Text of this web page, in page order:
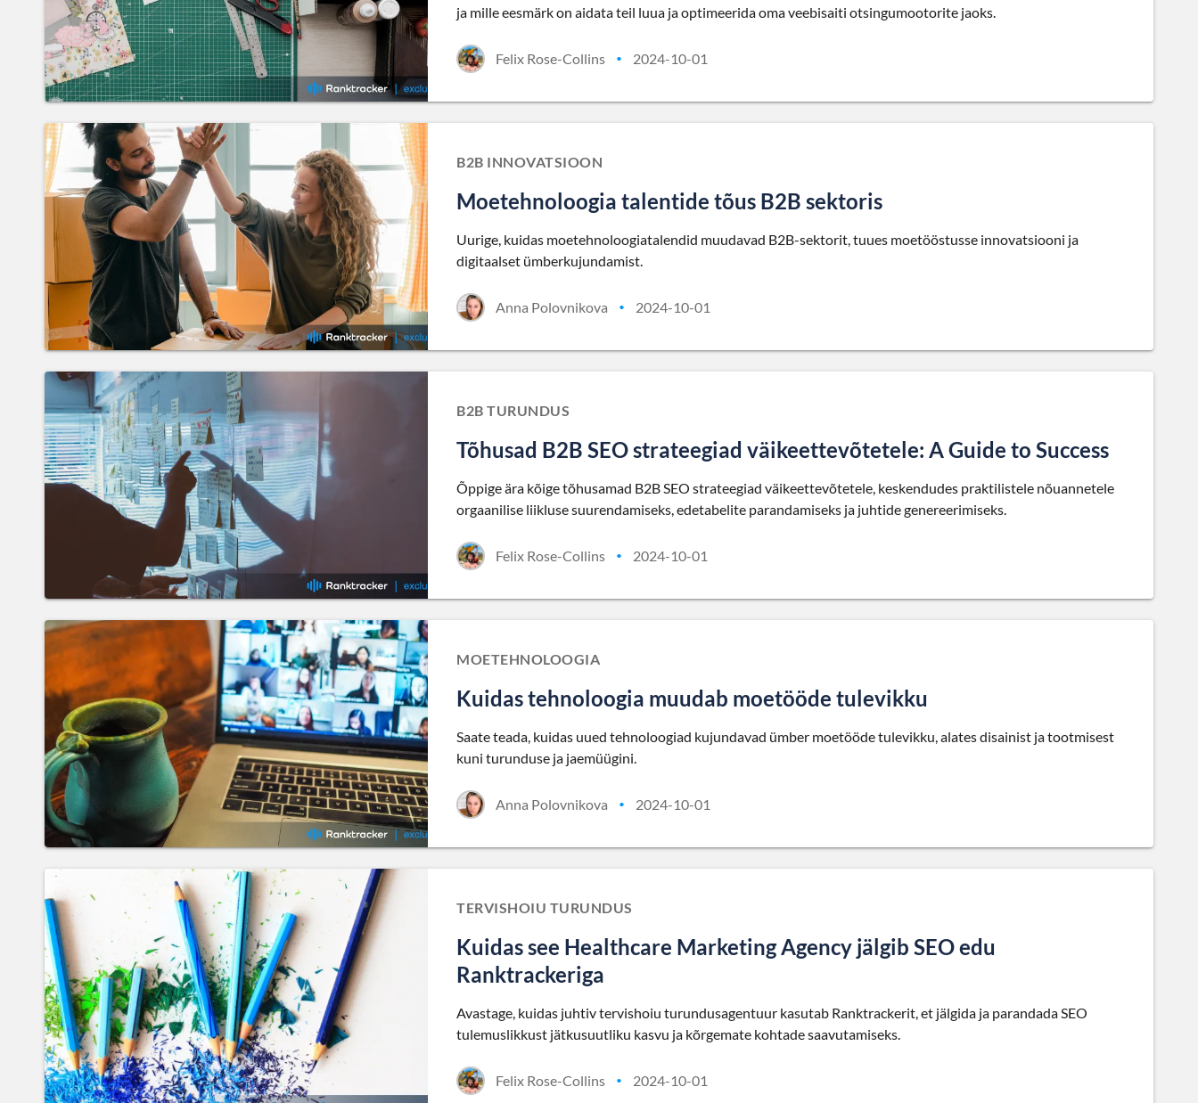
ja mille eesmärk on aidata teil luua ja optimeerida oma veebisaiti otsingumootorite jaoks.
Felix Rose-Collins • 2024-10-01
B2B INNOVATSIOON
Moetehnoloogia talentide tõus B2B sektoris
Uurige, kuidas moetehnoloogiatalendid muudavad B2B-sektorit, tuues moetööstusse innovatsiooni ja
digitaalset ümberkujundamist.
Anna Polovnikova • 2024-10-01
B2B TURUNDUS
Tõhusad B2B SEO strateegiad väikeettevõtetele: A Guide to Success
Õppige ära kõige tõhusamad B2B SEO strateegiad väikeettevõtetele, keskendudes praktilistele nõuannetele
orgaanilise liikluse suurendamiseks, edetabelite parandamiseks ja juhtide genereerimiseks.
Felix Rose-Collins • 2024-10-01
MOETEHNOLOOGIA
Kuidas tehnoloogia muudab moetööde tulevikku
Saate teada, kuidas uued tehnoloogiad kujundavad ümber moetööde tulevikku, alates disainist ja tootmisest
kuni turunduse ja jaemüügini.
Anna Polovnikova • 2024-10-01
TERVISHOIU TURUNDUS
Kuidas see Healthcare Marketing Agency jälgib SEO edu
Ranktrackeriga
Avastage, kuidas juhtiv tervishoiu turundusagentuur kasutab Ranktrackerit, et jälgida ja parandada SEO
tulemuslikkust jätkusuutliku kasvu ja kõrgemate kohtade saavutamiseks.
Felix Rose-Collins • 2024-10-01